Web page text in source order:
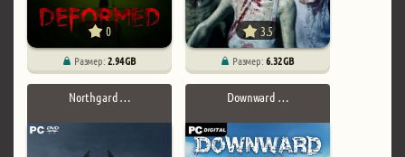
0
Размер:2.94 GB
3.5
Размер:6.32 GB
Northgard … Downward …